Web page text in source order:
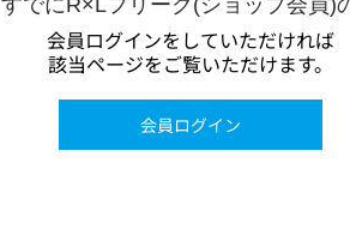
すでにR×Lフリーク(ショップ会員)
会員ログインをしていただければ
該当ページをご覧いただけます。
会員ログイン